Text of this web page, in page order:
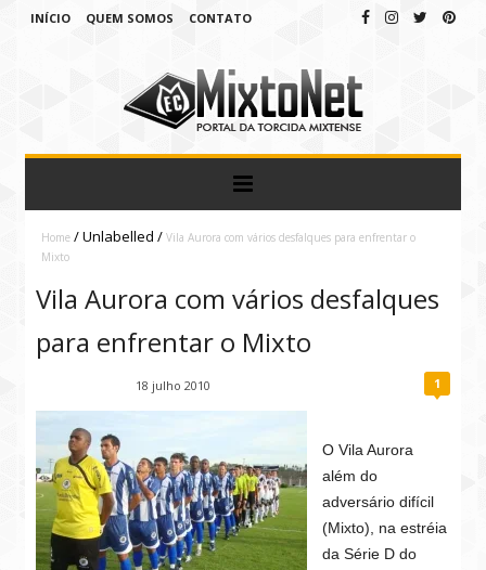
INÍCIO QUEM SOMOS CONTATO
Home /Unlabelled/ Vila Aurora com vários desfalques para enfrentar o
Mixto
Vila Aurora com vários desfalques
para enfrentar o Mixto
18 julho 2010 1
O Vila Aurora
além do
adversário difícil
(Mixto), na estréia
da Série D do